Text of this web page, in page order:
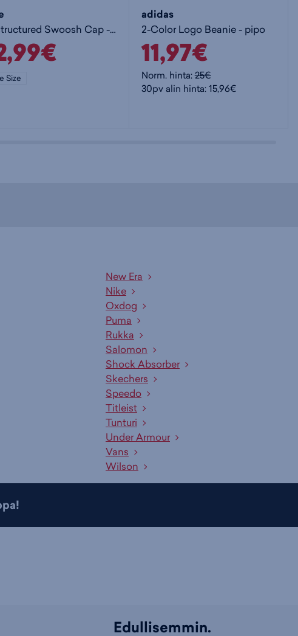
Unstructured Swoosh Cap - lippis
Size
adidas
2-Color Logo Beanie - pipo
11,97€
Norm. hinta:25€
30pv alin hinta: 15,96€
New Era
Nike
Oxdog
Puma
Rukka
Salomon
Shock Absorber
Skechers
Speedo
Titleist
Tunturi
Under Armour
Vans
Wilson
Edullisemmin.